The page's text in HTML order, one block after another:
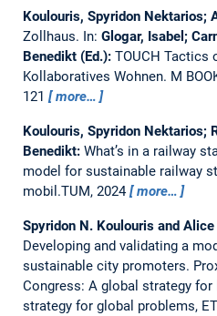
Koulouris, Spyridon Nektarios;
Zollhaus. In: Glogar, Isabel;
Benedikt (Ed.): TOUCH Tactics
Kollaboratives Wohnen. M
121
more…
Koulouris, Spyridon Nektarios;
Benedikt: What’s in a railway
model for sustainable railway
mobil.TUM, 2024
more…
Spyridon N. Koulouris and
Developing and validating a
sustainable city promoters.
Congress: A global strategy
strategy for global problems,